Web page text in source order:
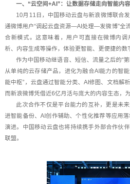
一、“云空间+AI”：让数据存储走向智能内
10月11日，中国移动云盘与新浪微博联合
通微博用户“调起云盘资源—AI处理—发微博”全
合新模式。这意味着，用户可直接在微博内
析、内容生成等操作，体验更智能、更便捷的数
作为中国移动继语音、短信、流量之后的“
从单纯的云存储产品，进化为融合AI能力的智
能中枢”，云盘通过智能分类、AI修图、文档解
而新浪微博凭借近6亿月活与庞大的内容生态，
此次合作不仅是平台能力的互补，更是未
进智能备份、AI创作辅助、个性化推荐等应用
演进。中国移动云盘也将持续携手外部合作伙
联盟。